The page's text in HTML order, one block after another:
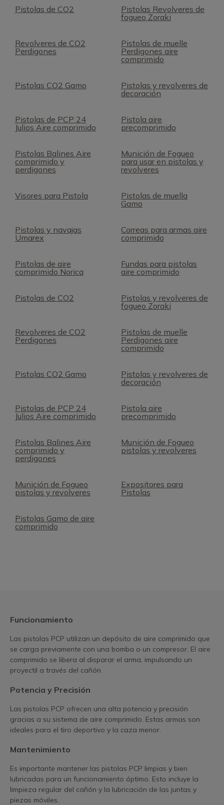
Funcionamiento
Las pistolas PCP utilizan un depósito de aire comprimido que
se carga previamente con una bomba o un compresor. El aire
comprimido se libera al disparar el arma, impulsando un
proyectil a través del cañón.
Potencia y Precisión
Las pistolas PCP ofrecen una alta potencia y precisión
gracias a su sistema de aire comprimido. Estas armas son
ideales para el tiro deportivo y la caza menor.
Mantenimiento
Es importante mantener las pistolas PCP limpias y bien
lubricadas para un funcionamiento óptimo. Esto incluye la
limpieza regular del cañón y la lubricación de las juntas y
piezas móviles.
Pistolas de CO2
Pistolas Revolveres de
fogueo Zoraki
Revolveres de CO2
Perdigones
Pistolas de muelle
Perdigones aire
comprimido
Pistolas CO2 Gamo
Pistolas y revolveres de
decoración
Pistolas de PCP 24
Julios Aire comprimido
Pistola aire
precomprimido
Pistolas Balines Aire
comprimido y
perdigones
Munición de Fogueo
para usar en pistolas y
revolveres
Visores para Pistola
Pistolas de muella
Gamo
Pistolas y navajas
Umarex
Correas para armas aire
comprimido
Pistolas de aire
comprimido Norica
Fundas para pistolas
aire comprimido
Pistolas de CO2
Pistolas y revolveres de
fogueo Zoraki
Revolveres de CO2
Perdigones
Pistolas de muelle
Perdigones aire
comprimido
Pistolas CO2 Gamo
Pistolas y revolveres de
decoración
Pistolas de PCP 24
Julios Aire comprimido
Pistola aire
precomprimido
Pistolas Balines Aire
comprimido y
perdigones
Munición de Fogueo
pistolas y revolveres
Munición de Fogueo
pistolas y revolveres
Expositores para
Pistolas
Pistolas Gamo de aire
comprimido